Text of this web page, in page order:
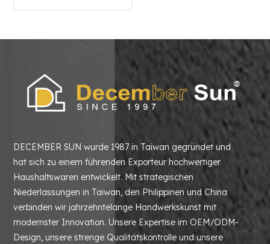
DECEMBER SUN wurde 1987 in Taiwan gegründet und
hat sich zu einem führenden Exporteur hochwertiger
Haushaltswaren entwickelt. Mit strategischen
Niederlassungen in Taiwan, den Philippinen und China
verbinden wir jahrzehntelange Handwerkskunst mit
modernster Innovation. Unsere Expertise im OEM/ODM-
Design, unsere strenge Qualitätskontrolle und unsere